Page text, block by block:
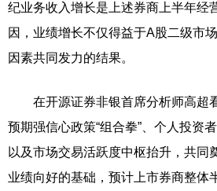
纪业务收入增长是上述券商上半年经
因，业绩增长不仅得益于A股二级市
因素共同发力的结果。
在开源证券非银首席分析师高超
预期强信心政策“组合拳”、个人投资
以及市场交易活跃度中枢抬升，共同
业绩向好的基础，预计上市券商整体